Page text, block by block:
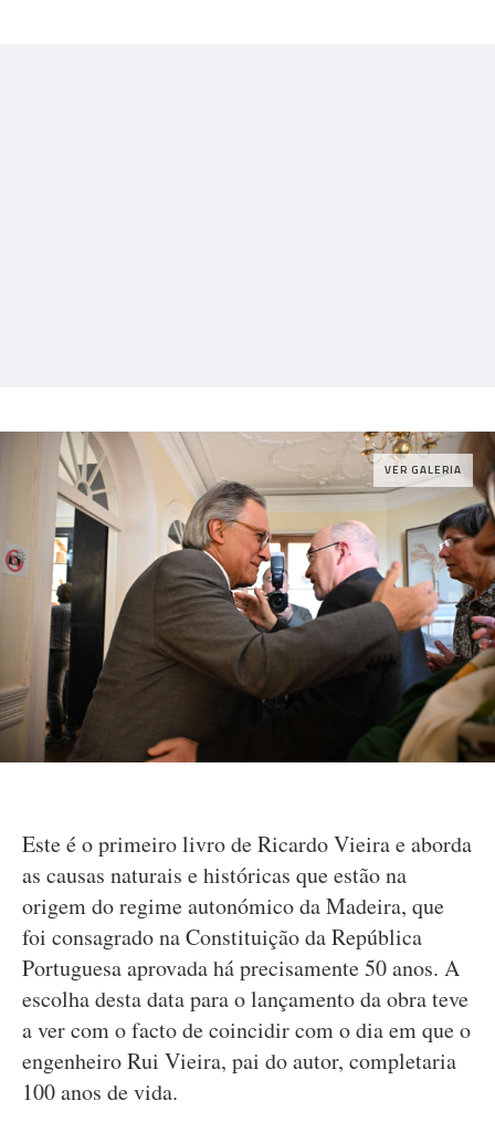
VER GALERIA
Este é o primeiro livro de Ricardo Vieira e aborda
as causas naturais e históricas que estão na
origem do regime autonómico da Madeira, que
foi consagrado na Constituição da República
Portuguesa aprovada há precisamente 50 anos. A
escolha desta data para o lançamento da obra teve
a ver com o facto de coincidir com o dia em que o
engenheiro Rui Vieira, pai do autor, completaria
100 anos de vida.